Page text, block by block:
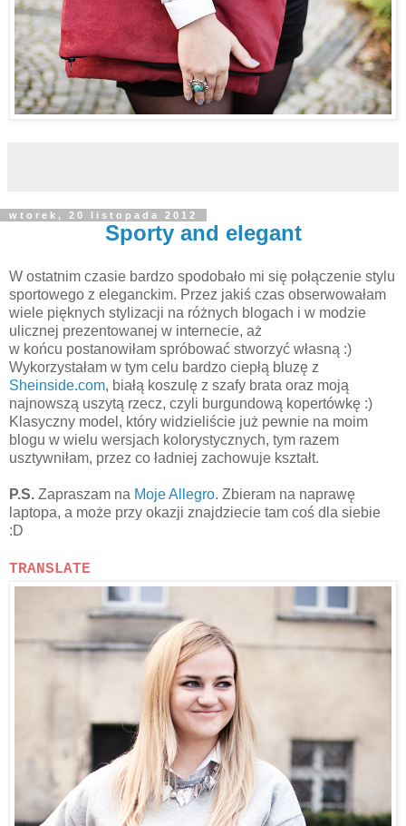
wtorek, 20 listopada 2012
Sporty and elegant
W ostatnim czasie bardzo spodobało mi się połączenie stylu
sportowego z eleganckim. Przez jakiś czas obserwowałam
wiele pięknych stylizacji na różnych blogach i w modzie
ulicznej prezentowanej w internecie, aż
w końcu postanowiłam spróbować stworzyć własną :)
Wykorzystałam w tym celu bardzo ciepłą bluzę z
Sheinside.com, białą koszulę z szafy brata oraz moją
najnowszą uszytą rzecz, czyli burgundową kopertówkę :)
Klasyczny model, który widzieliście już pewnie na moim
blogu w wielu wersjach kolorystycznych, tym razem
usztywniłam, przez co ładniej zachowuje kształt.
P.S. Zapraszam na Moje Allegro. Zbieram na naprawę
laptopa, a może przy okazji znajdziecie tam coś dla siebie
:D
TRANSLATE